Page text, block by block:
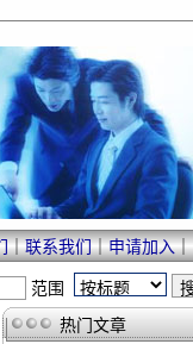
｜联系我们｜申请加入｜
范围
热门文章